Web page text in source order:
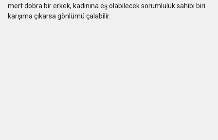
mert dobra bir erkek, kadınına eş olabilecek sorumluluk sahibi biri
karşıma çıkarsa gönlümü çalabilir.